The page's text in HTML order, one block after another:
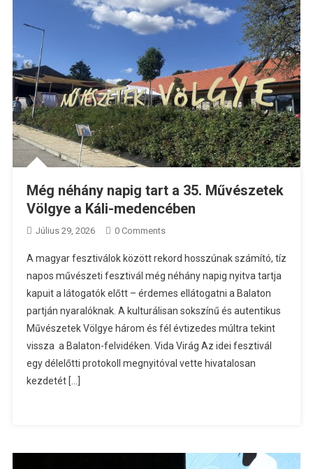
Még néhány napig tart a 35. Művészetek
Völgye a Káli-medencében
Július 29, 2026 0 Comments
A magyar fesztiválok között rekord hosszúnak számító, tíz
napos művészeti fesztivál még néhány napig nyitva tartja
kapuit a látogatók előtt – érdemes ellátogatni a Balaton
partján nyaralóknak. A kulturálisan sokszínű és autentikus
Művészetek Völgye három és fél évtizedes múltra tekint
vissza a Balaton-felvidéken. Vida Virág Az idei fesztivál
egy délelőtti protokoll megnyitóval vette hivatalosan
kezdetét […]